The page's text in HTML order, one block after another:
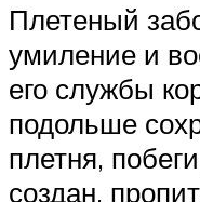
Плетеный
умиление и
его службы
подольше
плетня,
создан,